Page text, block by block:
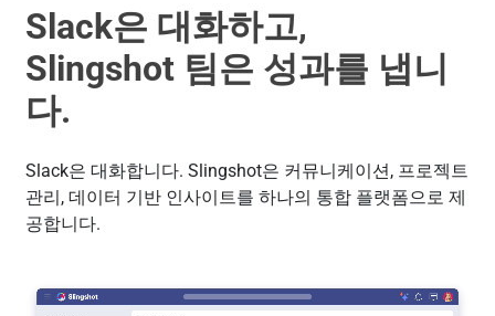
Slack은 대화하고,
Slingshot 팀은 성과를 냅니
다.
Slack은 대화합니다. Slingshot은 커뮤니케이션, 프로젝트
관리, 데이터 기반 인사이트를 하나의 통합 플랫폼으로 제
공합니다.